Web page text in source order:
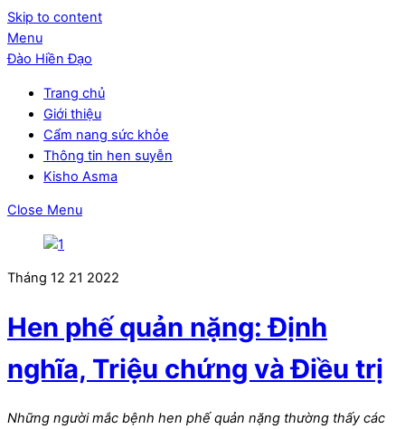
Skip to content
Menu
Đào Hiền Đạo
Trang chủ
Giới thiệu
Cẩm nang sức khỏe
Thông tin hen suyễn
Kisho Asma
Close Menu
Tháng 12 21 2022
Hen phế quản nặng: Định
nghĩa, Triệu chứng và Điều trị
Những người mắc bệnh hen phế quản nặng thường thấy các